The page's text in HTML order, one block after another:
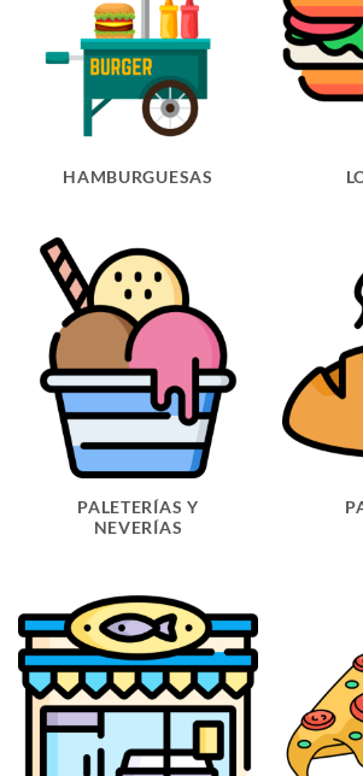
HAMBURGUESAS
PALETERÍAS Y
NEVERÍAS